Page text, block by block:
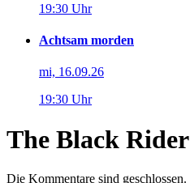
19:30 Uhr
Achtsam morden
mi, 16.09.26
19:30 Uhr
The Black Rider
Die Kommentare sind geschlossen.